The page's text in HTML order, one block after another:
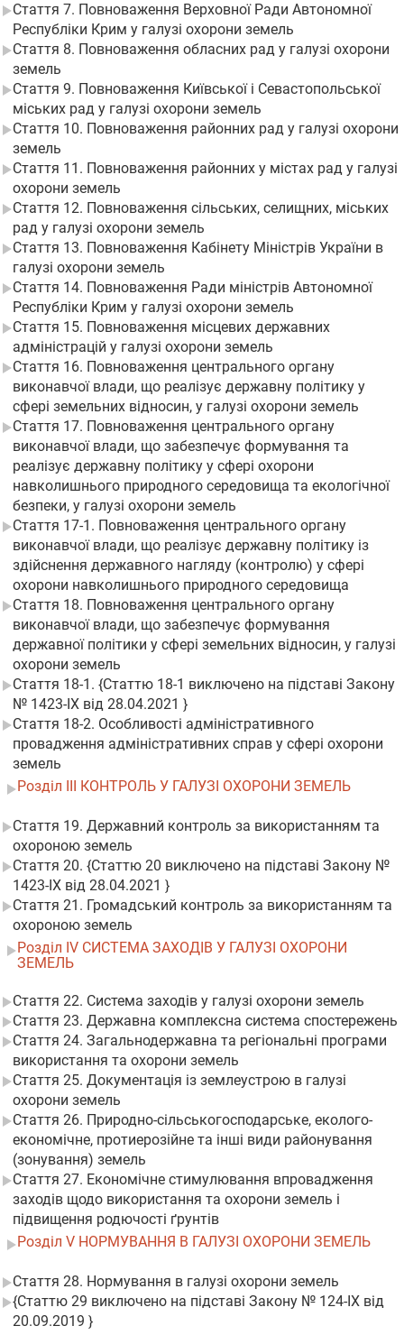
Стаття 7. Повноваження Верховної Ради Автономної
Республіки Крим у галузі охорони земель
Стаття 8. Повноваження обласних рад у галузі охорони
земель
Стаття 9. Повноваження Київської і Севастопольської
міських рад у галузі охорони земель
Стаття 10. Повноваження районних рад у галузі охорони
земель
Стаття 11. Повноваження районних у містах рад у галузі
охорони земель
Стаття 12. Повноваження сільських, селищних, міських
рад у галузі охорони земель
Стаття 13. Повноваження Кабінету Міністрів України в
галузі охорони земель
Стаття 14. Повноваження Ради міністрів Автономної
Республіки Крим у галузі охорони земель
Стаття 15. Повноваження місцевих державних
адміністрацій у галузі охорони земель
Стаття 16. Повноваження центрального органу
виконавчої влади, що реалізує державну політику у
сфері земельних відносин, у галузі охорони земель
Стаття 17. Повноваження центрального органу
виконавчої влади, що забезпечує формування та
реалізує державну політику у сфері охорони
навколишнього природного середовища та екологічної
безпеки, у галузі охорони земель
Стаття 17-1. Повноваження центрального органу
виконавчої влади, що реалізує державну політику із
здійснення державного нагляду (контролю) у сфері
охорони навколишнього природного середовища
Стаття 18. Повноваження центрального органу
виконавчої влади, що забезпечує формування
державної політики у сфері земельних відносин, у галузі
охорони земель
Стаття 18-1. {Статтю 18-1 виключено на підставі Закону
№ 1423-IX від 28.04.2021 }
Стаття 18-2. Особливості адміністративного
провадження адміністративних справ у сфері охорони
земель
Розділ III КОНТРОЛЬ У ГАЛУЗІ ОХОРОНИ ЗЕМЕЛЬ
Стаття 19. Державний контроль за використанням та
охороною земель
Стаття 20. {Статтю 20 виключено на підставі Закону №
1423-IX від 28.04.2021 }
Стаття 21. Громадський контроль за використанням та
охороною земель
Розділ IV СИСТЕМА ЗАХОДІВ У ГАЛУЗІ ОХОРОНИ
ЗЕМЕЛЬ
Стаття 22. Система заходів у галузі охорони земель
Стаття 23. Державна комплексна система спостережень
Стаття 24. Загальнодержавна та регіональні програми
використання та охорони земель
Стаття 25. Документація із землеустрою в галузі
охорони земель
Стаття 26. Природно-сільськогосподарське, еколого-
економічне, протиерозійне та інші види районування
(зонування) земель
Стаття 27. Економічне стимулювання впровадження
заходів щодо використання та охорони земель і
підвищення родючості ґрунтів
Розділ V НОРМУВАННЯ В ГАЛУЗІ ОХОРОНИ ЗЕМЕЛЬ
Стаття 28. Нормування в галузі охорони земель
{Статтю 29 виключено на підставі Закону № 124-IX від
20.09.2019 }